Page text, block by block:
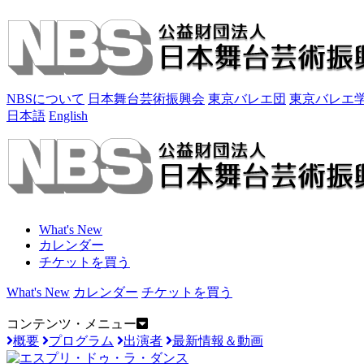
NBSについて 日本舞台芸術振興会 東京バレエ団 東京バレエ
日本語 English
What's New
カレンダー
チケットを買う
What's New カレンダー チケットを買う
コンテンツ・メニュー
概要
プログラム 出演者 最新情報＆動画